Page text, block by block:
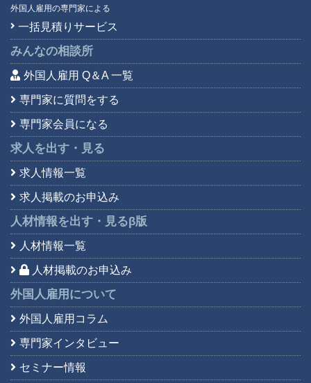
外国人雇用の専門家による
一括見積りサービス
みんなの相談所
外国人雇用 Q＆A 一覧
専門家に質問をする
専門家会員になる
求人を出す・見る
求人情報一覧
求人掲載のお申込み
人材情報を出す・見るβ版
人材情報一覧
人材掲載のお申込み
外国人雇用について
外国人雇用コラム
専門家インタビュー
セミナー情報